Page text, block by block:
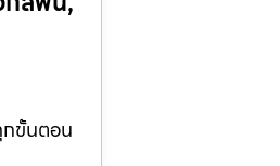
ขั้นตอน